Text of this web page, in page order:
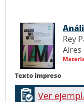
Texto impreso
Rey
Aires
Ver